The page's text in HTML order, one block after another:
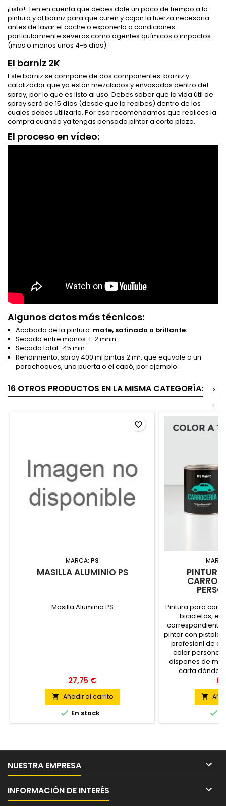
¡Listo! Ten en cuenta que debes dale un poco de tiempo a la
pintura y al barniz para que curen y cojan la fuerza necesaria
antes de lavar el coche o exponerlo a condiciones
particularmente severas como agentes químicos o impactos
(más o menos unos 4-5 días).
El barniz 2K
Este barniz se compone de dos componentes: barniz y
catalizador que ya están mezclados y envasados dentro del
spray, por lo que es listo al uso. Debes saber que la vida útil de
spray será de 15 días (desde que lo recibes) dentro de los
cuales debes utilizarlo. Por eso recomendamos que realices la
compra cuando ya tengas pensado pintar a corto plazo.
El proceso en vídeo:
Algunos datos más técnicos:
Acabado de la pintura: mate, satinado o brillante.
Secado entre manos: 1-2 mnin.
Secado total: 45 min.
Rendimiento: spray 400 ml pintas 2 m², que equvale a un
parachoques, una puerta o el capó, por ejemplo.
16 OTROS PRODUCTOS EN LA MISMA CATEGORÍA:
>
<
MARCA: PS
MASILLA ALUMINIO PS
Masilla Aluminio PS
27,75 €
 Añadir al carrito
 En stock
favorite_border
Pintura para
bicicletas,
correspondiente
pintar con pistola.
profesionl de
color
dispones de
carta dónde
monocapa no
pintura


NUESTRA EMPRESA 
INFORMACIÓN DE INTERÉS 